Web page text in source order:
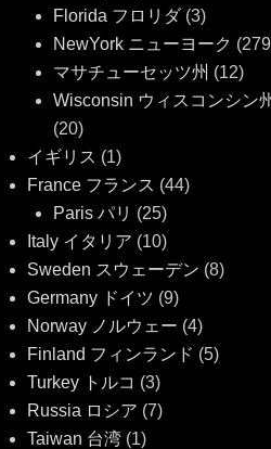
Florida フロリダ(3)
NewYork ニューヨーク
マサチューセッツ州 (12)
Wisconsin ウィスコンシン
(20)
イギリス (1)
France フランス (44)
Paris パリ (25)
Italy イタリア (10)
Sweden スウェーデン (8)
Germany ドイツ (9)
Norway ノルウェー (4)
Finland フィンランド (5)
Turkey トルコ (3)
Russia ロシア (7)
Taiwan 台湾 (1)